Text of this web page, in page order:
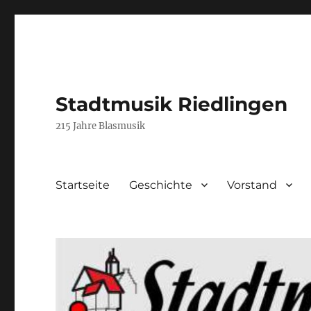
Stadtmusik Riedlingen
215 Jahre Blasmusik
Startseite Geschichte Vorstand